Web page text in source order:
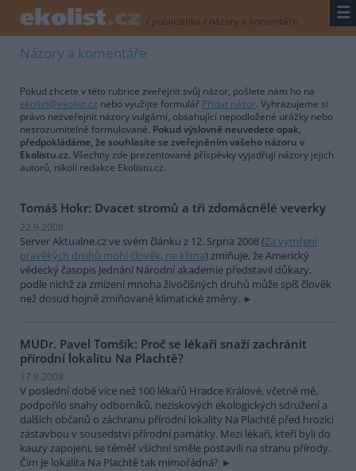
/ publicistika / názory a komentáře ☰
Názory a komentáře
Pokud chcete v této rubrice zveřejnit svůj názor, pošlete nám ho na
ekolist@ekolist.cz nebo využijte formulář Přidat názor. Vyhrazujeme si
právo nezveřejnit názory vulgární, obsahující nepodložené urážky nebo
nesrozumitelně formulované. Pokud výslovně neuvedete opak,
předpokládáme, že souhlasíte se zveřejněním vašeho názoru v
Ekolistu.cz. Všechny zde prezentované příspěvky vyjadřují názory jejich
autorů, nikoli redakce Ekolistu.cz.
Tomáš Hokr: Dvacet stromů a tři zdomácnělé veverky
22.9.2008
Server Aktualne.cz ve svém článku z 12. Srpna 2008 (Za vymření
pravěkých druhů mohl člověk, ne klima) zmiňuje, že Americký
vědecký časopis Jednání Národní akademie představil důkazy,
podle nichž za zmizení mnoha živočišných druhů může spíš člověk
než dosud hojně zmiňované klimatické změny.
MUDr. Pavel Tomšík: Proč se lékaři snaží zachránit
přírodní lokalitu Na Plachtě?
17.9.2008
V poslední době více než 100 lékařů Hradce Králové, včetně mě,
podpořilo snahy odborníků, neziskových ekologických sdružení a
dalších občanů o záchranu přírodní lokality Na Plachtě před hrozící
zástavbou v sousedství přírodní památky. Mezi lékaři, kteří byli do
kauzy zapojeni, se téměř všichni směle postavili na stranu přírody.
Čím je lokalita Na Plachtě tak mimořádná?